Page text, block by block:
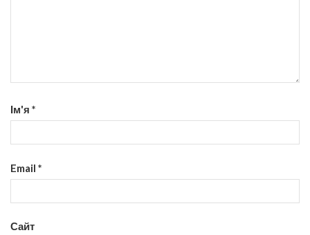
Ім'я *
Email *
Сайт